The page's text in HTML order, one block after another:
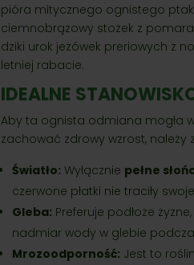
pióra mitycznego ognistego
ciemnobrązowy stożek z
dziki urok jeżówek preriowych z
letniej rabacie.
IDEALNE
Aby ta ognista odmiana mogła
zachować zdrowy wzrost,
Światło: Wyłącznie pełne
czerwone płatki nie traciły
Gleba: Preferuje podłoże
nadmiar wody w glebie
Mrozoodporność: Jest to